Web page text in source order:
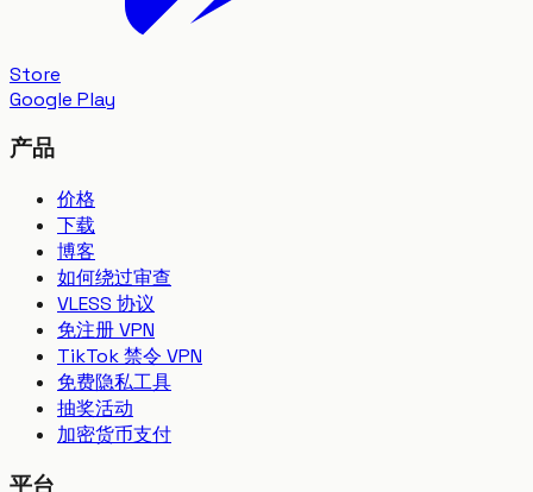
Store
Google Play
产品
价格
下载
博客
如何绕过审查
VLESS 协议
免注册 VPN
TikTok 禁令 VPN
免费隐私工具
抽奖活动
加密货币支付
平台